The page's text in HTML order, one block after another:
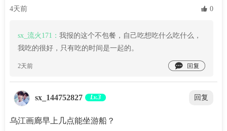
4天前  0
sx_流火171： 我报的这个不包餐，自己吃想吃什么吃什么，
我吃的很好，只有吃的时间是一起的。
2天前 
sx_144752827 Lv.3 回复
乌江画廊早上几点能坐游船？